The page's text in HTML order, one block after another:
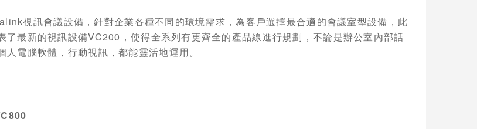
視訊會議設備，針對企業各種不同的環境需求，為客戶選擇最合適的會議室型設備，此
了最新的視訊設備VC200 ，使得全系列有更齊全的產品線進行規劃，不論是辦公室內部話
人電腦軟體，行動視訊，都能靈活地運用。